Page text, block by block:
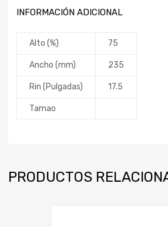
INFORMACIÓN ADICIONAL
Alto (%) 75
Ancho (mm) 235
Rin (Pulgadas) 17.5
Tamao
PRODUCTOS